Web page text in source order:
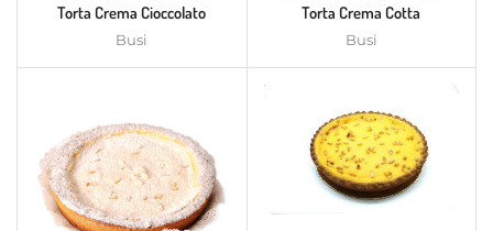
Torta Crema Cioccolato
Busi
Torta Crema Cotta
Busi